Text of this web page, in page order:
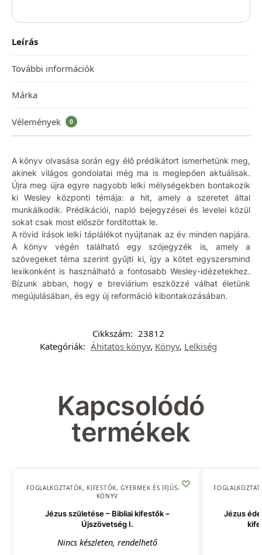
Leírás
További információk
Márka
Vélemények 0
A könyv olvasása során egy élő prédikátort ismerhetünk meg,
akinek világos gondolatai még ma is meglepően aktuálisak.
Újra meg újra egyre nagyobb lelki mélységekben bontakozik
ki Wesley központi témája: a hit, amely a szeretet által
munkálkodik. Prédikációi, napló bejegyzései és levelei közül
sokat csak most először fordítottak le.
A rövid írások lelki táplálékot nyújtanak az év minden napjára.
A könyv végén található egy szójegyzék is, amely a
szövegeket téma szerint gyűjti ki, így a kötet egyszersmind
lexikonként is használható a fontosabb Wesley-idézetekhez.
Bízunk abban, hogy e breviárium eszközzé válhat életünk
megújulásában, és egy új reformáció kibontakozásában.
Cikkszám: 23812
Kategóriák: Áhitatos könyv, Könyv, Lelkiség
Kapcsolódó
termékek
FOGLALKOZTATÓK, KIFESTŐK,GYERMEK ÉS IFJÚSÁG,
KÖNYV
Jézus születése – Bibliai kifestők –
Újszövetség I.
Nincs készleten, rendelhető
Jézus